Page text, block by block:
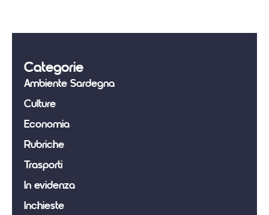
Categorie
Ambiente Sardegna
Culture
Economia
Rubriche
Trasporti
In evidenza
Inchieste